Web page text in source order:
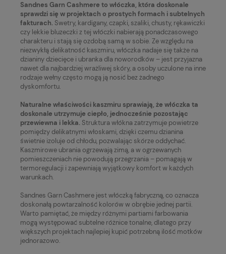
Sandnes Garn Cashmere to włóczka, która doskonale
sprawdzi się w projektach o prostych formach i subtelnych
fakturach.Swetry, kardigany, czapki, szaliki, chusty, rękawiczki
czy lekkie bluzeczki z tej włóczki nabierają ponadczasowego
charakteru i stają się ozdobą samą w sobie. Ze względu na
niezwykłą delikatność kaszmiru, włóczka nadaje się także na
dzianiny dziecięce i ubranka dla noworodków – jest przyjazna
nawet dla najbardziej wrażliwej skóry, a osoby uczulone na inne
rodzaje wełny często mogą ją nosić bez żadnego
dyskomfortu.
Naturalne właściwości kaszmiru sprawiają, że włóczka ta
doskonale utrzymuje ciepło, jednocześnie pozostając
przewiewna i lekka.Struktura włókna zatrzymuje powietrze
pomiędzy delikatnymi włoskami, dzięki czemu dzianina
świetnie izoluje od chłodu, pozwalając skórze oddychać.
Kaszmirowe ubrania ogrzewają zimą, a w ogrzewanych
pomieszczeniach nie powodują przegrzania – pomagają w
termoregulacji i zapewniają wyjątkowy komfort w każdych
warunkach.
Sandnes Garn Cashmere jest włóczką fabryczną, co oznacza
doskonałą powtarzalność kolorów w obrębie jednej partii.
Warto pamiętać, że między różnymi partiami farbowania
mogą występować subtelne różnice tonalne, dlatego przy
większych projektach najlepiej kupić potrzebną ilość motków
jednorazowo.